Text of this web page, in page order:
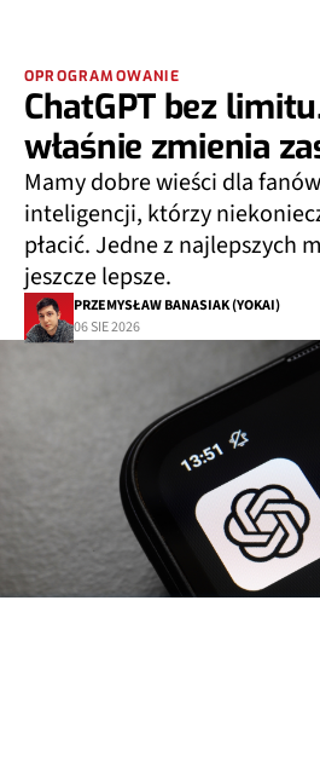
OPROGRAMOWANIE
ChatGPT bez
właśnie zmienia
Mamy dobre wieści dla
inteligencji, którzy
płacić. Jedne z najlepszych
jeszcze lepsze.
PRZEMYSŁAW BANASIAK (YOKAI)
06 SIE 2026